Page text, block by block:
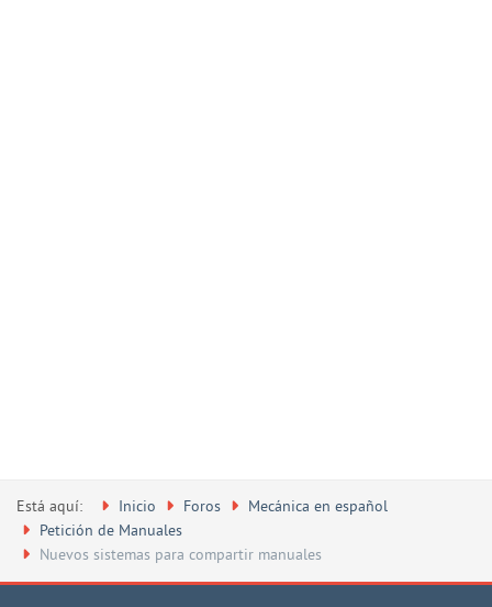
Está aquí: Inicio Foros
Mecánica en español
Petición de Manuales
Nuevos sistemas para compartir manuales